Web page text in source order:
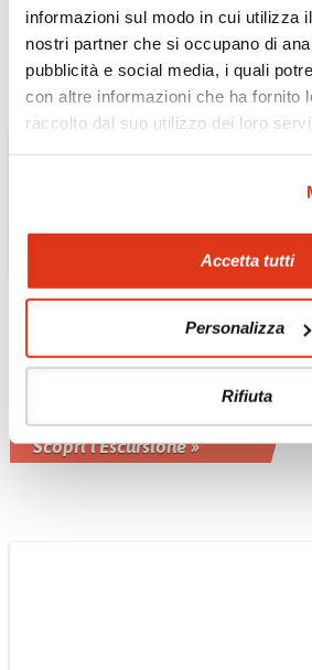
informazioni sul modo in cui utilizza
nostri partner che si occupano di
pubblicità e social media, i quali
con altre informazioni che ha fornito
raccolto dal suo utilizzo dei loro
Accetta tutti
Personalizza
Rifiuta
Scopri l'Escursione »
INDONESIA
contemplazione a
Borobudur
Momento di meditazione e spiritualità
Scopri l'Escursione »